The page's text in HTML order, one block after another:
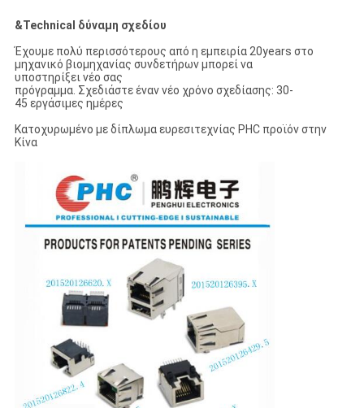
&Technical δύναμη σχεδίου
Έχουμε πολύ περισσότερους από η εμπειρία 20years στο
μηχανικό βιομηχανίας συνδετήρων μπορεί να
υποστηρίξει νέο σας
πρόγραμμα. Σχεδιάστε έναν νέο χρόνο σχεδίασης: 30-
45 εργάσιμες ημέρες
Κατοχυρωμένο με δίπλωμα ευρεσιτεχνίας PHC προϊόν στην
Κίνα